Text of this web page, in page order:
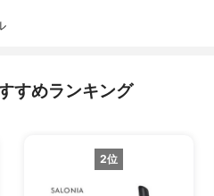
すめランキング
2位